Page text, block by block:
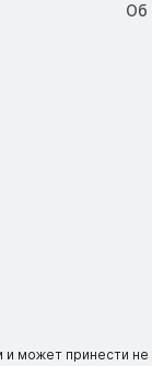
Об
может принести